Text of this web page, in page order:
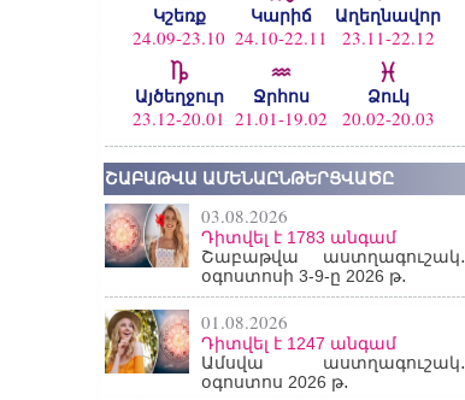
Կշեռք
24.09-23.10
Կարիճ
24.10-22.11
Աղեղնավոր
23.11-22.12
Այծեղջուր
23.12-20.01
Ջրհոս
21.01-19.02
Ձուկ
20.02-20.03
ՇԱԲԱԹՎԱ ԱՄԵՆԱԸՆԹԵՐՑՎԱԾԸ
03.08.2026
Դիտվել է 1783 անգամ
Շաբաթվա աստղագուշակ․
օգոստոսի 3-9-ը 2026 թ․
01.08.2026
Դիտվել է 1247 անգամ
Ամսվա աստղագուշակ․
օգոստոս 2026 թ․